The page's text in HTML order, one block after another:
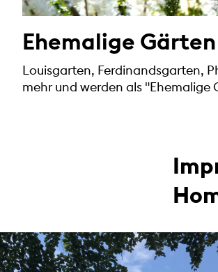
Ehemalige Gärten
Louisgarten, Ferdinandsgarten,
mehr und werden als "Ehemalige